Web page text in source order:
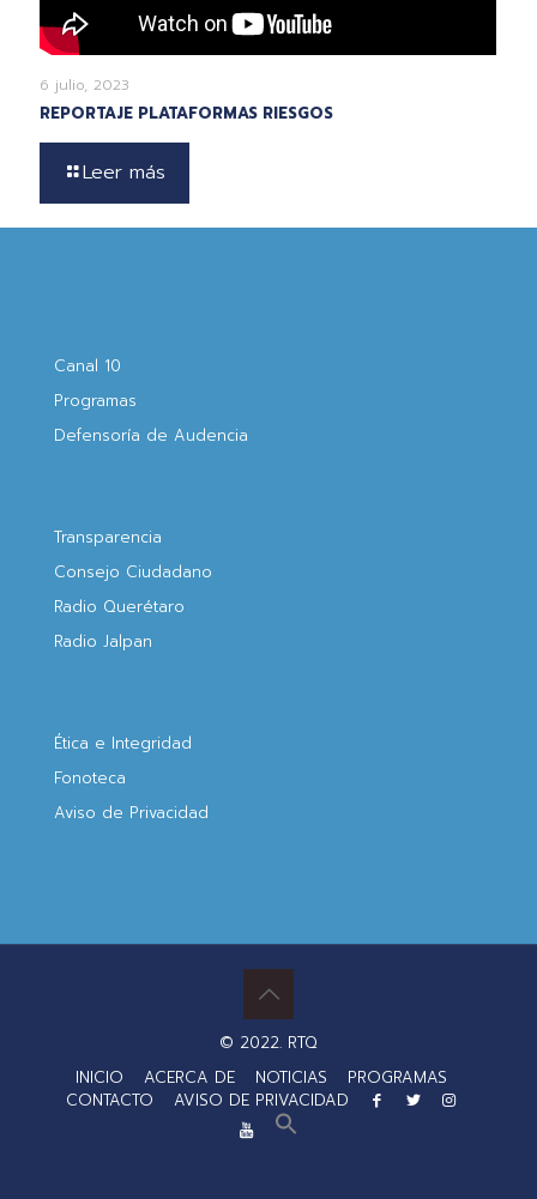
6 julio, 2023
REPORTAJE PLATAFORMAS RIESGOS
Leer más
Canal 10
Programas
Defensoría de Audencia
Transparencia
Consejo Ciudadano
Radio Querétaro
Radio Jalpan
Ética e Integridad
Fonoteca
Aviso de Privacidad
© 2022. RTQ
INICIO
ACERCA DE NOTICIAS
PROGRAMAS
CONTACTO
AVISO DE PRIVACIDAD